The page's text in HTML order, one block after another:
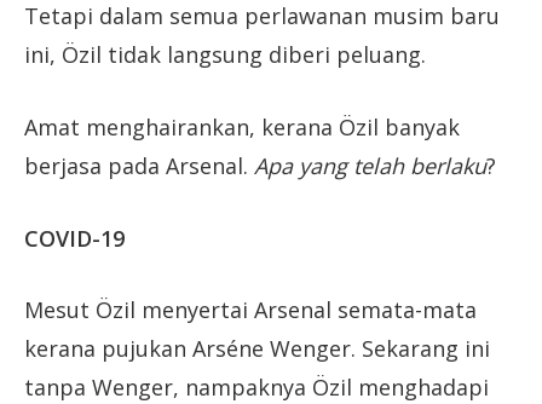
Tetapi dalam semua perlawanan musim baru
ini, Özil tidak langsung diberi peluang.
Amat menghairankan, kerana Özil banyak
berjasa pada Arsenal. Apa yang telah berlaku?
COVID-19
Mesut Özil menyertai Arsenal semata-mata
kerana pujukan Arséne Wenger. Sekarang ini
tanpa Wenger, nampaknya Özil menghadapi